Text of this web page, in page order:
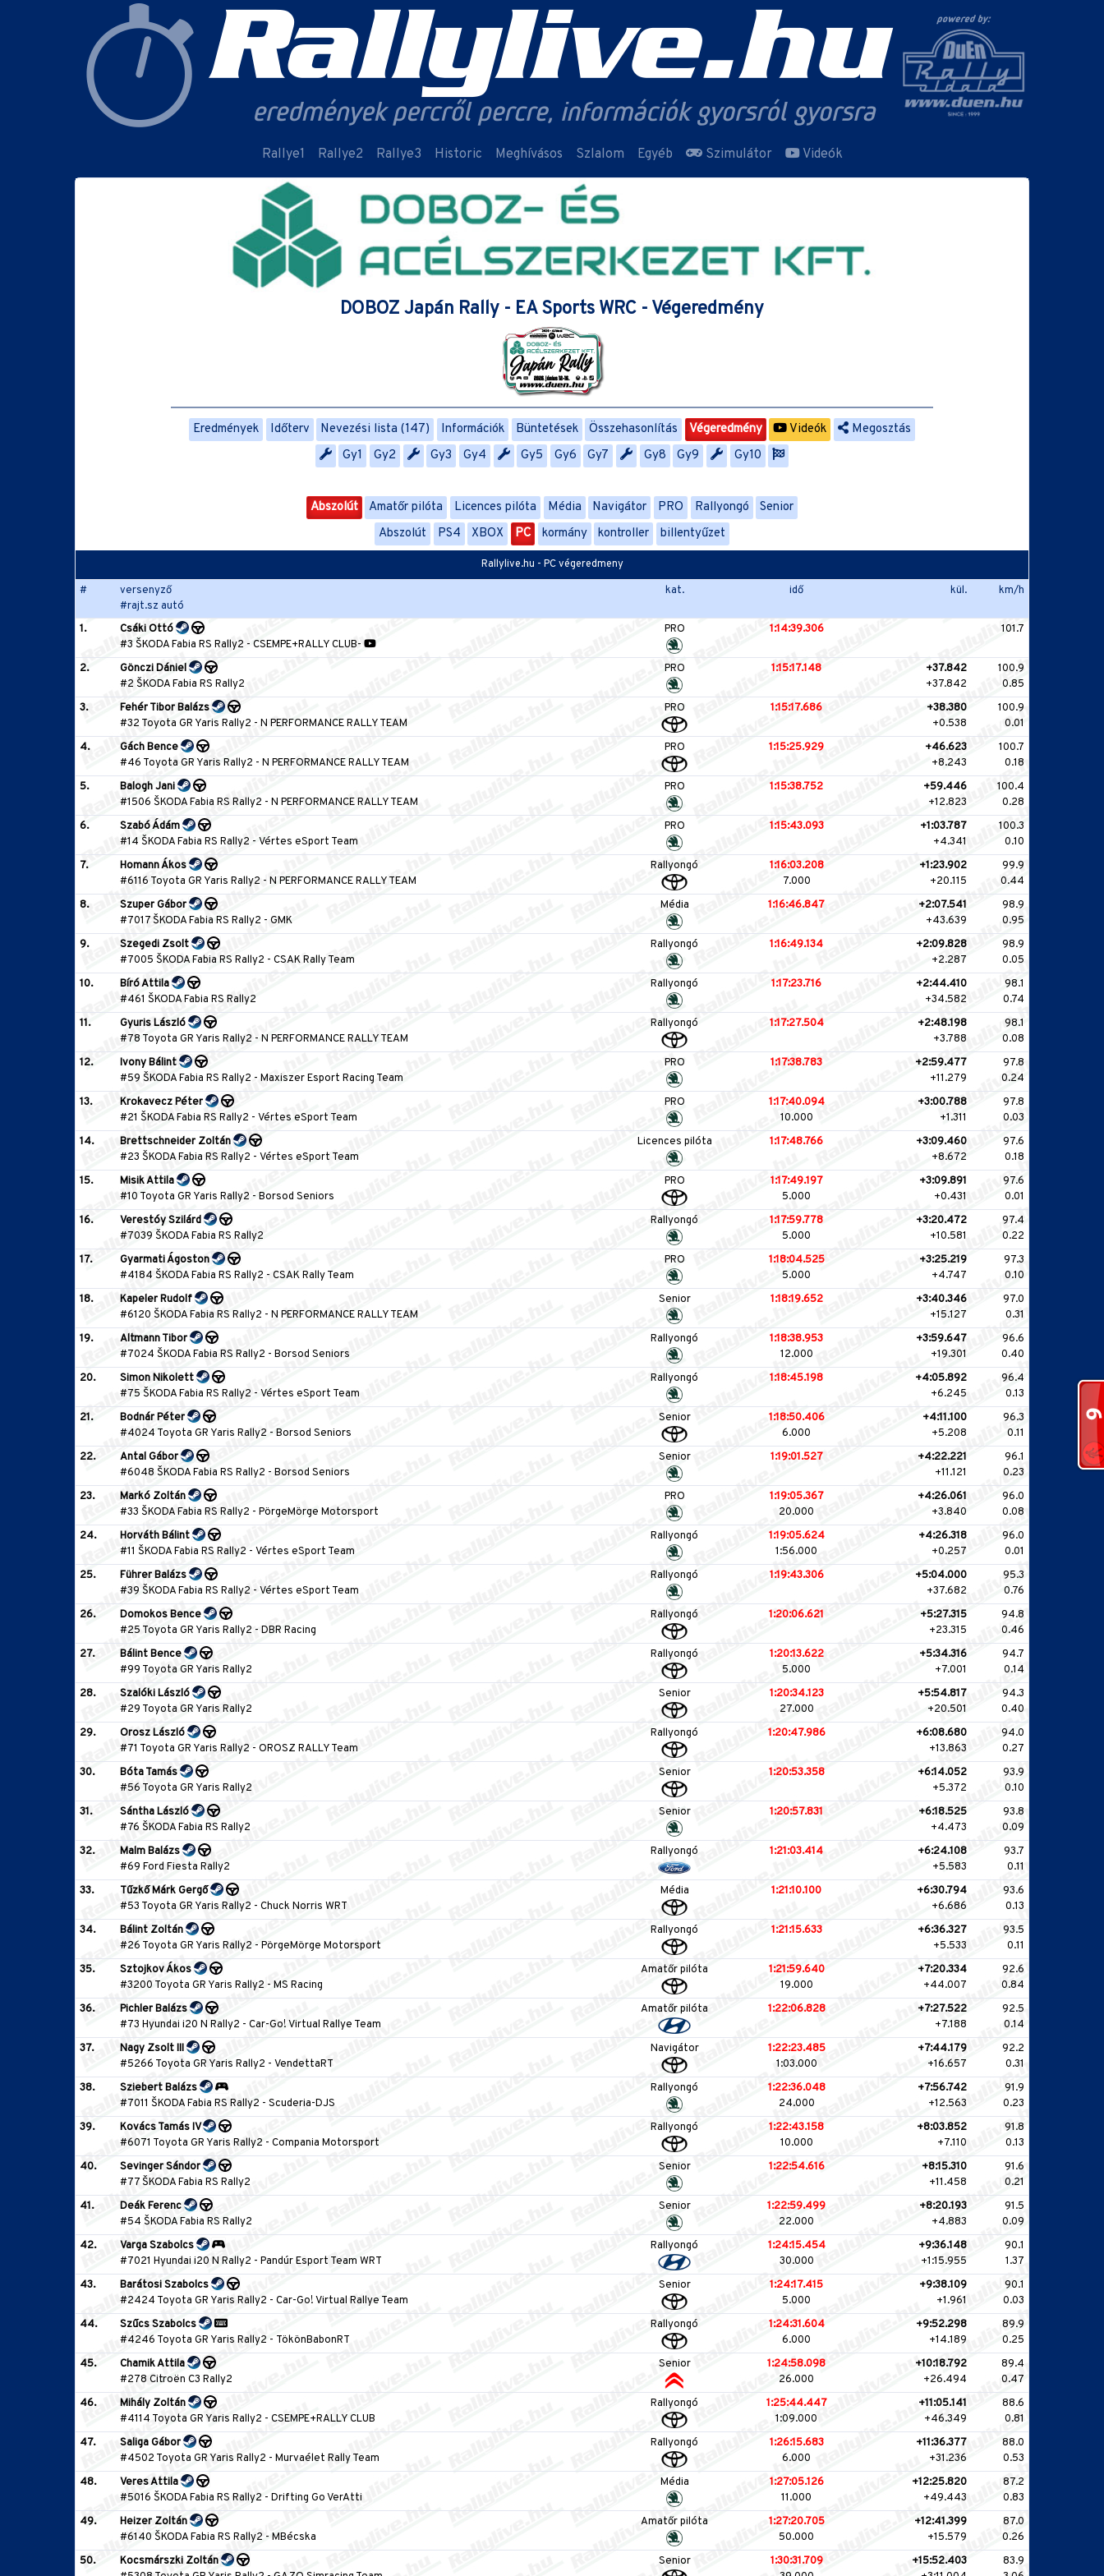
Rallye1 Rallye2 Rallye3 Historic Meghívásos Szlalom Egyéb Szimulátor Videók
DOBOZ Japán Rally - EA Sports WRC - Végeredmény
Eredmények Időterv Nevezési lista (147) Információk Büntetések Összehasonlítás Végeredmény Videók
Megosztás
Gy1
Gy2 Gy3 Gy4 Gy5 Gy6 Gy7 Gy8 Gy9 Gy10
Abszolút Amatőr pilóta Licences pilóta Média Navigátor PRO Rallyongó
Senior
Abszolút
PS4 XBOX PC kormány kontroller billentyűzet
Rallylive.hu - PC végeredmeny
#
versenyző
#rajt.sz autó
kat. idő kül. km/h
1.
Csáki Ottó
#3 ŠKODA Fabia RS Rally2 - CSEMPE+RALLY CLUB-
PRO 1:14:39.306 101.7
2.
Gönczi Dániel
#2 ŠKODA Fabia RS Rally2
PRO 1:15:17.148
+37.842
+37.842
100.9
0.85
3.
Fehér Tibor Balázs
#32 Toyota GR Yaris Rally2 - N PERFORMANCE RALLY TEAM
PRO 1:15:17.686
+38.380
+0.538
100.9
0.01
4.
Gách Bence
#46 Toyota GR Yaris Rally2 - N PERFORMANCE RALLY TEAM
PRO 1:15:25.929
+46.623
+8.243
100.7
0.18
5.
Balogh Jani
#1506 ŠKODA Fabia RS Rally2 - N PERFORMANCE RALLY TEAM
PRO 1:15:38.752
+59.446
+12.823
100.4
0.28
6.
Szabó Ádám
#14 ŠKODA Fabia RS Rally2 - Vértes eSport Team
PRO 1:15:43.093
+1:03.787
+4.341
100.3
0.10
7.
Homann Ákos
#6116 Toyota GR Yaris Rally2 - N PERFORMANCE RALLY TEAM
Rallyongó
1:16:03.208
7.000
+1:23.902
+20.115
99.9
0.44
8.
Szuper Gábor
#7017 ŠKODA Fabia RS Rally2 - GMK
Média 1:16:46.847
+2:07.541
+43.639
98.9
0.95
9.
Szegedi Zsolt
#7005 ŠKODA Fabia RS Rally2 - CSAK Rally Team
Rallyongó 1:16:49.134
+2:09.828
+2.287
98.9
0.05
10.
Bíró Attila
#461 ŠKODA Fabia RS Rally2
Rallyongó 1:17:23.716
+2:44.410
+34.582
98.1
0.74
11.
Gyuris László
#78 Toyota GR Yaris Rally2 - N PERFORMANCE RALLY TEAM
Rallyongó 1:17:27.504
+2:48.198
+3.788
98.1
0.08
12.
Ivony Bálint
#59 ŠKODA Fabia RS Rally2 - Maxiszer Esport Racing Team
PRO 1:17:38.783
+2:59.477
+11.279
97.8
0.24
13.
Krokavecz Péter
#21 ŠKODA Fabia RS Rally2 - Vértes eSport Team
PRO
1:17:40.094
10.000
+3:00.788
+1.311
97.8
0.03
14.
Brettschneider Zoltán
#23 ŠKODA Fabia RS Rally2 - Vértes eSport Team
Licences pilóta 1:17:48.766
+3:09.460
+8.672
97.6
0.18
15.
Misik Attila
#10 Toyota GR Yaris Rally2 - Borsod Seniors
PRO
1:17:49.197
5.000
+3:09.891
+0.431
97.6
0.01
16.
Verestóy Szilárd
#7039 ŠKODA Fabia RS Rally2
Rallyongó
1:17:59.778
5.000
+3:20.472
+10.581
97.4
0.22
17.
Gyarmati Ágoston
#4184 ŠKODA Fabia RS Rally2 - CSAK Rally Team
PRO
1:18:04.525
5.000
+3:25.219
+4.747
97.3
0.10
18.
Kapeler Rudolf
#6120 ŠKODA Fabia RS Rally2 - N PERFORMANCE RALLY TEAM
Senior 1:18:19.652
+3:40.346
+15.127
97.0
0.31
19.
Altmann Tibor
#7024 ŠKODA Fabia RS Rally2 - Borsod Seniors
Rallyongó
1:18:38.953
12.000
+3:59.647
+19.301
96.6
0.40
20.
Simon Nikolett
#75 ŠKODA Fabia RS Rally2 - Vértes eSport Team
Rallyongó 1:18:45.198
+4:05.892
+6.245
96.4
0.13
21.
Bodnár Péter
#4024 Toyota GR Yaris Rally2 - Borsod Seniors
Senior
1:18:50.406
6.000
+4:11.100
+5.208
96.3
0.11
22.
Antal Gábor
#6048 ŠKODA Fabia RS Rally2 - Borsod Seniors
Senior 1:19:01.527
+4:22.221
+11.121
96.1
0.23
23.
Markó Zoltán
#33 ŠKODA Fabia RS Rally2 - PörgeMörge Motorsport
PRO
1:19:05.367
20.000
+4:26.061
+3.840
96.0
0.08
24.
Horváth Bálint
#11 ŠKODA Fabia RS Rally2 - Vértes eSport Team
Rallyongó
1:19:05.624
1:56.000
+4:26.318
+0.257
96.0
0.01
25.
Führer Balázs
#39 ŠKODA Fabia RS Rally2 - Vértes eSport Team
Rallyongó 1:19:43.306
+5:04.000
+37.682
95.3
0.76
26.
Domokos Bence
#25 Toyota GR Yaris Rally2 - DBR Racing
Rallyongó 1:20:06.621
+5:27.315
+23.315
94.8
0.46
27.
Bálint Bence
#99 Toyota GR Yaris Rally2
Rallyongó
1:20:13.622
5.000
+5:34.316
+7.001
94.7
0.14
28.
Szalóki László
#29 Toyota GR Yaris Rally2
Senior
1:20:34.123
27.000
+5:54.817
+20.501
94.3
0.40
29.
Orosz László
#71 Toyota GR Yaris Rally2 - OROSZ RALLY Team
Rallyongó 1:20:47.986
+6:08.680
+13.863
94.0
0.27
30.
Bóta Tamás
#56 Toyota GR Yaris Rally2
Senior 1:20:53.358
+6:14.052
+5.372
93.9
0.10
31.
Sántha László
#76 ŠKODA Fabia RS Rally2
Senior 1:20:57.831
+6:18.525
+4.473
93.8
0.09
32.
Malm Balázs
#69 Ford Fiesta Rally2
Rallyongó 1:21:03.414
+6:24.108
+5.583
93.7
0.11
33.
Tűzkő Márk Gergő
#53 Toyota GR Yaris Rally2 - Chuck Norris WRT
Média 1:21:10.100
+6:30.794
+6.686
93.6
0.13
34.
Bálint Zoltán
#26 Toyota GR Yaris Rally2 - PörgeMörge Motorsport
Rallyongó 1:21:15.633
+6:36.327
+5.533
93.5
0.11
35.
Sztojkov Ákos
#3200 Toyota GR Yaris Rally2 - MS Racing
Amatőr pilóta
1:21:59.640
19.000
+7:20.334
+44.007
92.6
0.84
36.
Pichler Balázs
#73 Hyundai i20 N Rally2 - Car-Go! Virtual Rallye Team
Amatőr pilóta 1:22:06.828
+7:27.522
+7.188
92.5
0.14
37.
Nagy Zsolt III
#5266 Toyota GR Yaris Rally2 - VendettaRT
Navigátor
1:22:23.485
1:03.000
+7:44.179
+16.657
92.2
0.31
38.
Sziebert Balázs
#7011 ŠKODA Fabia RS Rally2 - Scuderia-DJS
Rallyongó
1:22:36.048
24.000
+7:56.742
+12.563
91.9
0.23
39.
Kovács Tamás IV
#6071 Toyota GR Yaris Rally2 - Compania Motorsport
Rallyongó
1:22:43.158
10.000
+8:03.852
+7.110
91.8
0.13
40.
Sevinger Sándor
#77 ŠKODA Fabia RS Rally2
Senior 1:22:54.616
+8:15.310
+11.458
91.6
0.21
41.
Deák Ferenc
#54 ŠKODA Fabia RS Rally2
Senior
1:22:59.499
22.000
+8:20.193
+4.883
91.5
0.09
42.
Varga Szabolcs
#7021 Hyundai i20 N Rally2 - Pandúr Esport Team WRT
Rallyongó
1:24:15.454
30.000
+9:36.148
+1:15.955
90.1
1.37
43.
Barátosi Szabolcs
#2424 Toyota GR Yaris Rally2 - Car-Go! Virtual Rallye Team
Senior
1:24:17.415
5.000
+9:38.109
+1.961
90.1
0.03
44.
Szűcs Szabolcs
#4246 Toyota GR Yaris Rally2 - TökönBabonRT
Rallyongó
1:24:31.604
6.000
+9:52.298
+14.189
89.9
0.25
45.
Chamik Attila
#278 Citroën C3 Rally2
Senior
1:24:58.098
26.000
+10:18.792
+26.494
89.4
0.47
46.
Mihály Zoltán
#4114 Toyota GR Yaris Rally2 - CSEMPE+RALLY CLUB
Rallyongó
1:25:44.447
1:09.000
+11:05.141
+46.349
88.6
0.81
47.
Saliga Gábor
#4502 Toyota GR Yaris Rally2 - Murvaélet Rally Team
Rallyongó
1:26:15.683
6.000
+11:36.377
+31.236
88.0
0.53
48.
Veres Attila
#5016 ŠKODA Fabia RS Rally2 - Drifting Go VerAtti
Média
1:27:05.126
11.000
+12:25.820
+49.443
87.2
0.83
49.
Heizer Zoltán
#6140 ŠKODA Fabia RS Rally2 - MBécska
Amatőr pilóta
1:27:20.705
50.000
+12:41.399
+15.579
87.0
0.26
50.
Kocsmárszki Zoltán
Senior
1:30:31.709
+15:52.403
83.9